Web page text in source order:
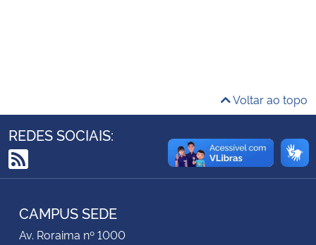
Ministério do Desenvolvimento Regional
Ministério da Mulher, da Família e dos Direitos Humanos
Voltar ao topo
REDES SOCIAIS:
RSS
CAMPUS SEDE
Av. Roraima nº 1000